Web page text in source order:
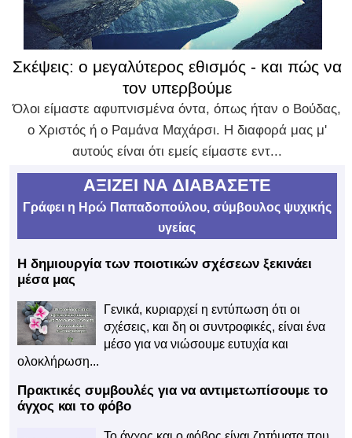
Σκέψεις: ο μεγαλύτερος εθισμός - και πώς να
τον υπερβούμε
Όλοι είμαστε αφυπνισμένα όντα, όπως ήταν ο Βούδας,
ο Χριστός ή ο Ραμάνα Μαχάρσι. Η διαφορά μας μ'
αυτούς είναι ότι εμείς είμαστε εντ...
ΑΞΙΖΕΙ ΝΑ ΔΙΑΒΑΣΕΤΕ
Γράφει η Ηρώ Παπαδοπούλου, σύμβουλος ψυχικής
υγείας
Η δημιουργία των ποιοτικών σχέσεων ξεκινάει
μέσα μας
Γενικά, κυριαρχεί η εντύπωση ότι οι
σχέσεις, και δη οι συντροφικές, είναι ένα
μέσο για να νιώσουμε ευτυχία και
ολοκλήρωση...
Πρακτικές συμβουλές για να αντιμετωπίσουμε το
άγχος και το φόβο